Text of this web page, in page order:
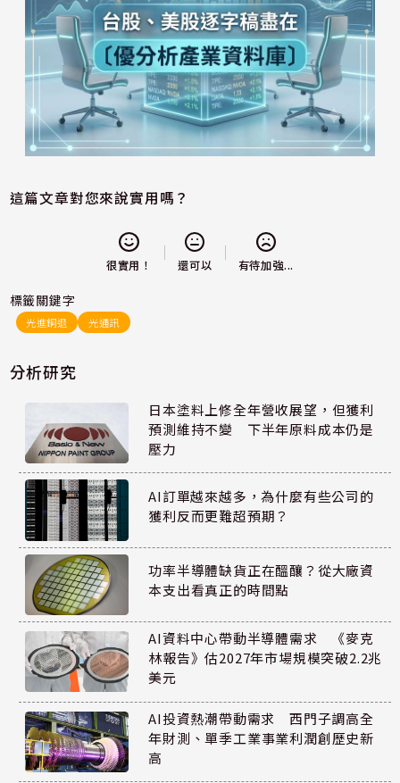
這篇文章對您來說實用嗎？
很實用！ 還可以 有待加強...
標籤關鍵字
光進銅退 光通訊
分析研究
日本塗料上修全年營收展望，但獲利
預測維持不變 下半年原料成本仍是
壓力
AI訂單越來越多，為什麼有些公司的
獲利反而更難超預期？
功率半導體缺貨正在醞釀？從大廠資
本支出看真正的時間點
AI資料中心帶動半導體需求 《麥克
林報告》估2027年市場規模突破2.2兆
美元
AI投資熱潮帶動需求 西門子調高全
年財測、單季工業事業利潤創歷史新
高